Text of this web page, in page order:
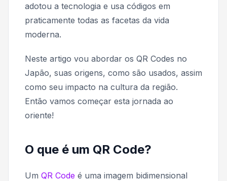
adotou a tecnologia e usa códigos em
praticamente todas as facetas da vida
moderna.
Neste artigo vou abordar os QR Codes no
Japão, suas origens, como são usados, assim
como seu impacto na cultura da região.
Então vamos começar esta jornada ao
oriente!
O que é um QR Code?
Um QR Code é uma imagem bidimensional